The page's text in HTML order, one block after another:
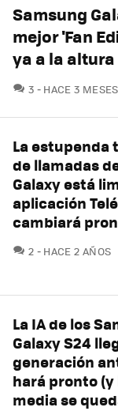
Samsung
mejor 'Fan
ya a la
3 COMENTARIOS
HACE 3 MESES
La estupenda
de llamadas
Galaxy está
aplicación
cambiará
2 COMENTARIOS
HACE 2 AÑOS
La IA de los
Galaxy S24
generación
hará pronto (y
media se